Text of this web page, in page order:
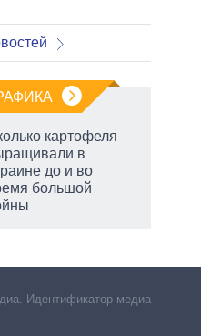
картофеля
в
до и во
большой
Идентификатор медиа –